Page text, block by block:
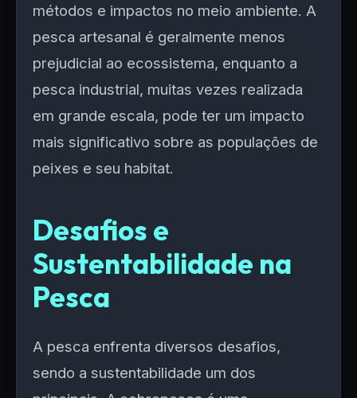
métodos e impactos no meio ambiente. A
pesca artesanal é geralmente menos
prejudicial ao ecossistema, enquanto a
pesca industrial, muitas vezes realizada
em grande escala, pode ter um impacto
mais significativo sobre as populações de
peixes e seu habitat.
Desafios e
Sustentabilidade na
Pesca
A pesca enfrenta diversos desafios,
sendo a sustentabilidade um dos